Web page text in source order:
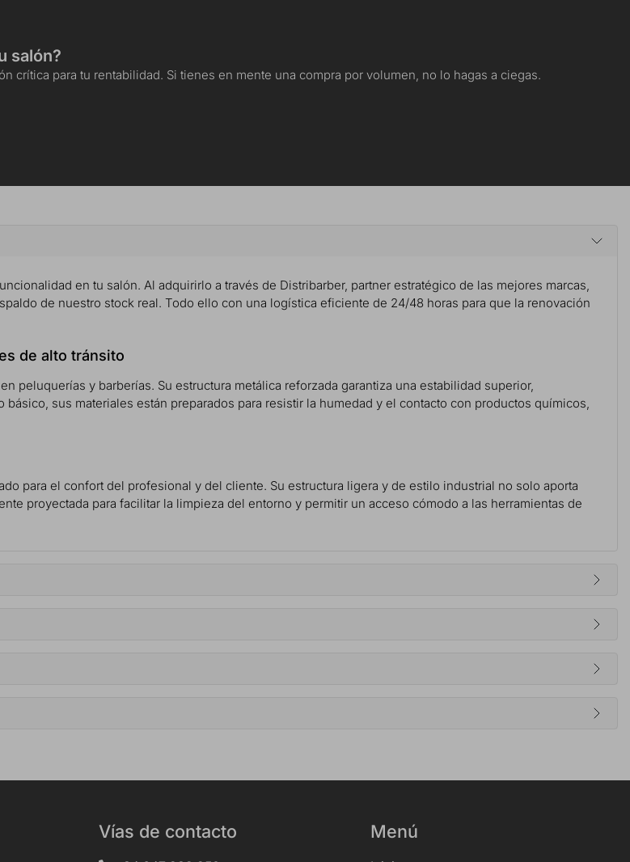
salón?
crítica para tu rentabilidad. Si tienes en mente una compra por volumen, no lo hagas a ciegas.
en tu salón. Al adquirirlo a través de Distribarber, partner estratégico de las mejores marcas,
de nuestro stock real. Todo ello con una logística eficiente de 24/48 horas para que la renovación
de alto tránsito
peluquerías y barberías. Su estructura metálica reforzada garantiza una estabilidad superior,
sus materiales están preparados para resistir la humedad y el contacto con productos químicos,
para el confort del profesional y del cliente. Su estructura ligera y de estilo industrial no solo aporta
proyectada para facilitar la limpieza del entorno y permitir un acceso cómodo a las herramientas de
Vías de contacto Menú